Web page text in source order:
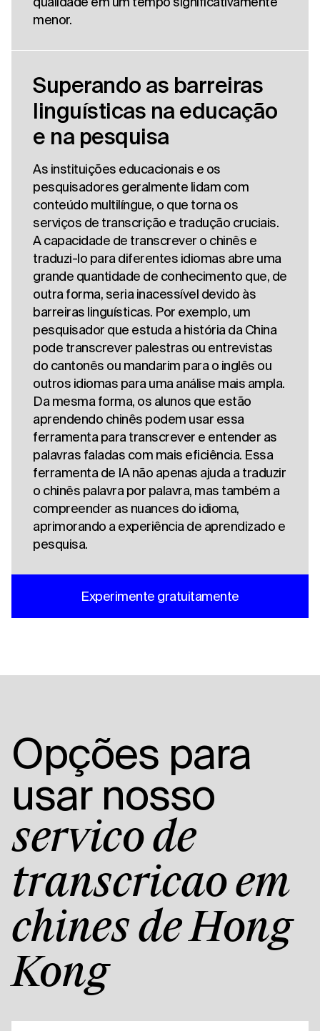
menor.
Superando as barreiras
linguísticas na educação
e na pesquisa
As instituições educacionais e os
pesquisadores geralmente lidam com
conteúdo multilíngue, o que torna os
serviços de transcrição e tradução cruciais.
A capacidade de transcrever o chinês e
traduzi-lo para diferentes idiomas abre uma
grande quantidade de conhecimento que, de
outra forma, seria inacessível devido às
barreiras linguísticas. Por exemplo, um
pesquisador que estuda a história da China
pode transcrever palestras ou entrevistas
do cantonês ou mandarim para o inglês ou
outros idiomas para uma análise mais ampla.
Da mesma forma, os alunos que estão
aprendendo chinês podem usar essa
ferramenta para transcrever e entender as
palavras faladas com mais eficiência. Essa
ferramenta de IA não apenas ajuda a traduzir
o chinês palavra por palavra, mas também a
compreender as nuances do idioma,
aprimorando a experiência de aprendizado e
pesquisa.
Experimente gratuitamente
Opções para
usar nosso
serviço de
transcrição em
chinês de Hong
Kong